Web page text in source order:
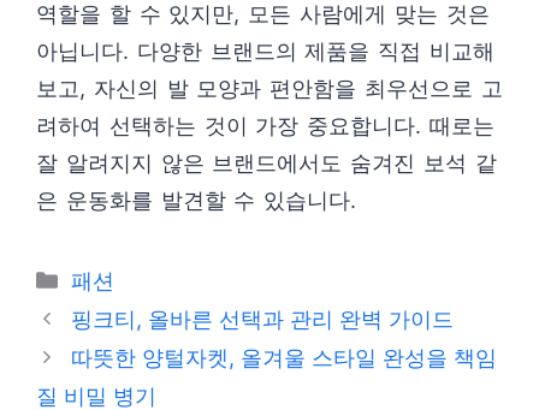
역할을 할 수 있지만, 모든 사람에게 맞는 것은
아닙니다. 다양한 브랜드의 제품을 직접 비교해
보고, 자신의 발 모양과 편안함을 최우선으로 고
려하여 선택하는 것이 가장 중요합니다. 때로는
잘 알려지지 않은 브랜드에서도 숨겨진 보석 같
은 운동화를 발견할 수 있습니다.
카
테
리
패션
핑크티, 올바른 선택과 관리 완벽 가이드
따뜻한 양털자켓, 올겨울 스타일 완성을 책임
질 비밀 병기